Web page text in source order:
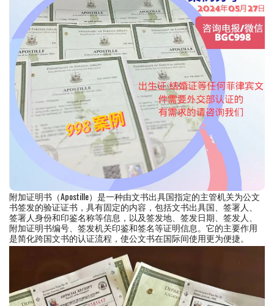
附加证明书（Apostille）是一种由文书出具国指定的主管机关为公文
书签发的验证证书，具有固定的内容，包括文书出具国、签署人、
签署人身份和印鉴名称等信息，以及签发地、签发日期、签发人、
附加证明书编号、签发机关印鉴和签名等证明信息。它的主要作用
是简化跨国文书的认证流程，使公文书在国际间使用更为便捷。